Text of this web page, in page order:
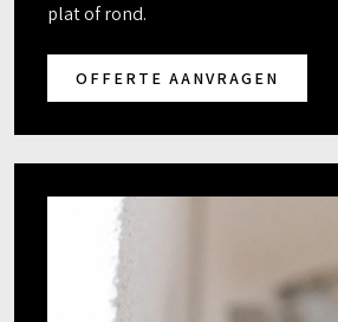
plat of rond.
OFFERTE AANVRAGEN